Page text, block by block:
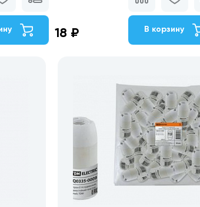
18 ₽ В корзину